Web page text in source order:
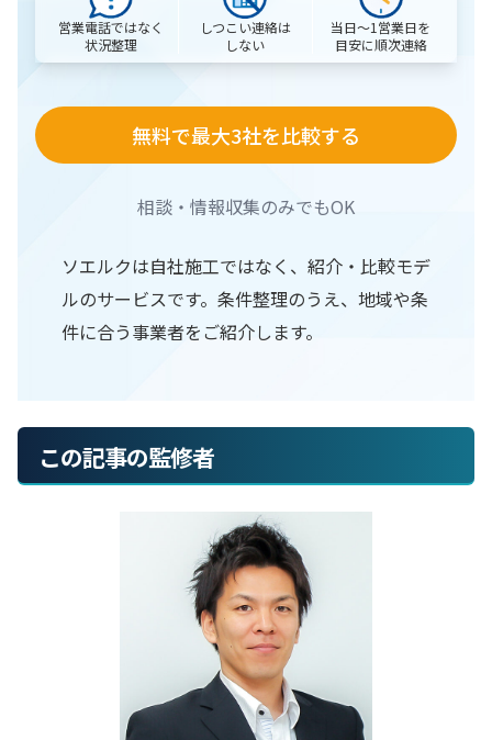
営業電話ではなく
状況整理
しつこい連絡は
しない
当日〜1営業日を
目安に順次連絡
無料で最大3社を比較する
相談・情報収集のみでもOK
ソエルクは自社施工ではなく、紹介・比較モデ
ルのサービスです。条件整理のうえ、地域や条
件に合う事業者をご紹介します。
この記事の監修者